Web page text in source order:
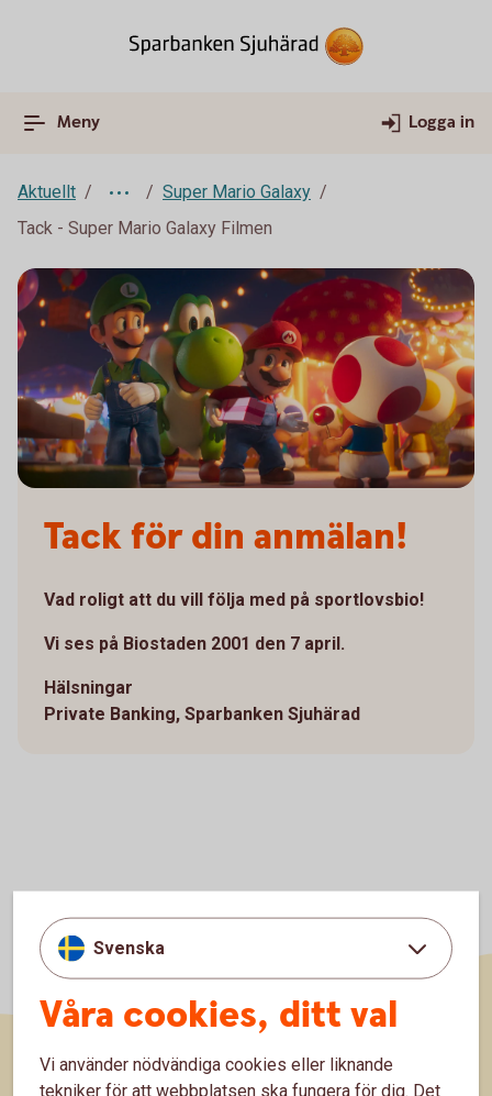
Meny Logga in
Aktuellt
Super Mario Galaxy
Tack - Super Mario Galaxy Filmen
Tack för din anmälan!
Vad roligt att du vill följa med på sportlovsbio!
Vi ses på Biostaden 2001 den 7 april.
Hälsningar
Private Banking, Sparbanken Sjuhärad
Svenska
Våra cookies, ditt val
Vi använder nödvändiga cookies eller liknande
tekniker för att webbplatsen ska fungera för dig. Det